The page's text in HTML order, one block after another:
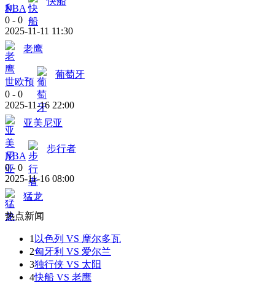
NBA
0 - 0
2025-11-11 11:30
老鹰
世欧预
葡萄牙
0 - 0
2025-11-16 22:00
亚美尼亚
NBA
步行者
0 - 0
2025-11-16 08:00
猛龙
热点新闻
1 以色列 VS 摩尔多瓦
2匈牙利 VS 爱尔兰
3独行侠 VS 太阳
4快船 VS 老鹰